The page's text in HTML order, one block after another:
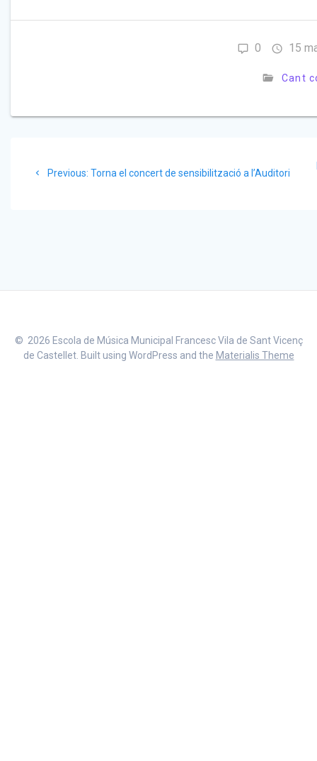
0 15
Cant
Previous: Torna el concert de sensibilització a l’Auditori
© 2026 Escola de Música Municipal Francesc Vila de Sant Vicenç
de Castellet. Built using WordPress and the Materialis Theme